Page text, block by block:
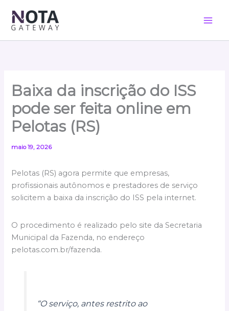
para
conteúdo
Baixa da inscrição do ISS
pode ser feita online em
Pelotas (RS)
maio 19, 2026
Pelotas (RS) agora permite que empresas,
profissionais autônomos e prestadores de serviço
solicitem a baixa da inscrição do ISS pela internet.
O procedimento é realizado pelo site da Secretaria
Municipal da Fazenda, no endereço
pelotas.com.br/fazenda.
“O serviço, antes restrito ao